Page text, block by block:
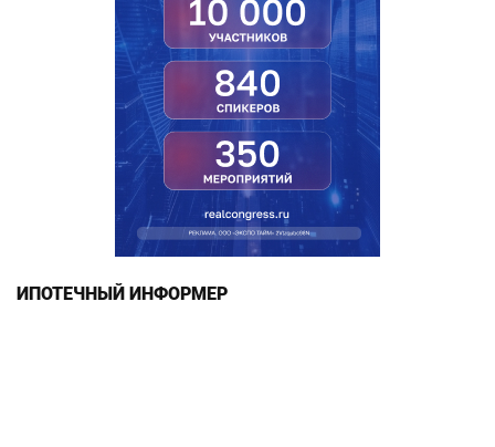
ИПОТЕЧНЫЙ ИНФОРМЕР